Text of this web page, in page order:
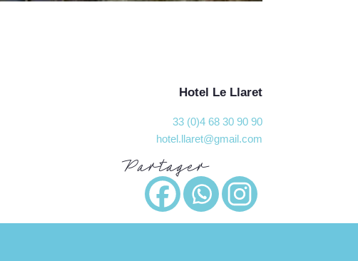
Hotel Le Llaret
33 (0)4 68 30 90 90
hotel.llaret@gmail.com
Partager